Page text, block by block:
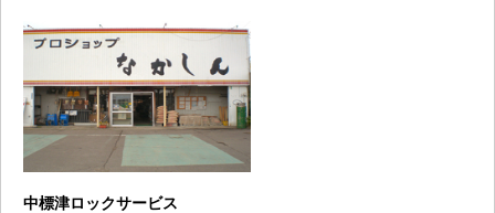
中標津ロックサービス